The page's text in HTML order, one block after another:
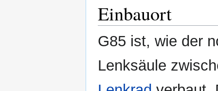
Einbauort
G85 ist, wie der
Lenksäule